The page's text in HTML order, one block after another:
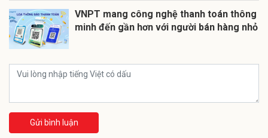
VNPT mang công nghệ thanh toán thông
minh đến gần hơn với người bán hàng nhỏ
Gửi bình luận